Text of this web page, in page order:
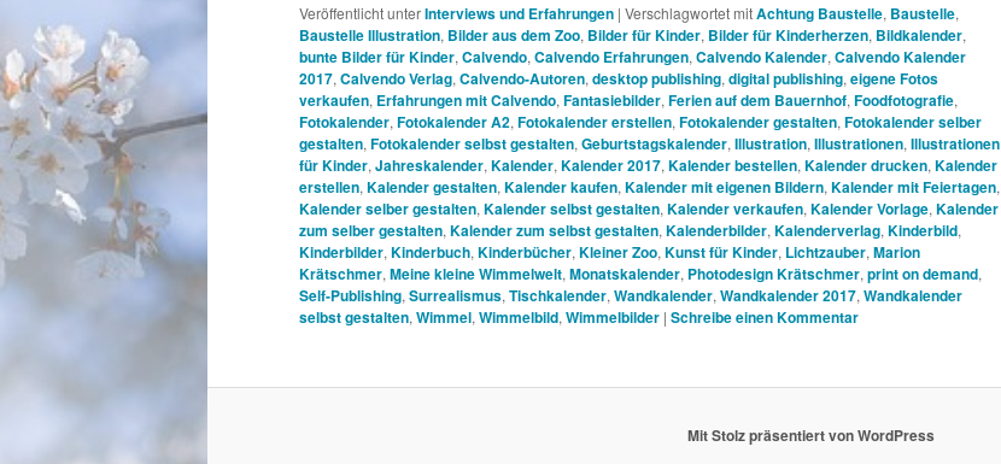
Veröffentlicht unterInterviews und Erfahrungen | Verschlagwortet mitAchtung Baustelle, Baustelle,
Baustelle Illustration, Bilder aus dem Zoo, Bilder für Kinder, Bilder für Kinderherzen, Bildkalender,
bunte Bilder für Kinder, Calvendo, Calvendo Erfahrungen, Calvendo Kalender, Calvendo Kalender
2017, Calvendo Verlag, Calvendo-Autoren, desktop publishing, digital publishing, eigene Fotos
verkaufen, Erfahrungen mit Calvendo, Fantasiebilder, Ferien auf dem Bauernhof, Foodfotografie,
Fotokalender, Fotokalender A2, Fotokalender erstellen, Fotokalender gestalten, Fotokalender selber
gestalten, Fotokalender selbst gestalten, Geburtstagskalender, Illustration, Illustrationen, Illustrationen
für Kinder, Jahreskalender, Kalender, Kalender 2017, Kalender bestellen, Kalender drucken, Kalender
erstellen, Kalender gestalten, Kalender kaufen, Kalender mit eigenen Bildern, Kalender mit Feiertagen,
Kalender selber gestalten, Kalender selbst gestalten, Kalender verkaufen, Kalender Vorlage, Kalender
zum selber gestalten, Kalender zum selbst gestalten, Kalenderbilder, Kalenderverlag, Kinderbild,
Kinderbilder, Kinderbuch, Kinderbücher, Kleiner Zoo, Kunst für Kinder, Lichtzauber, Marion
Krätschmer, Meine kleine Wimmelwelt, Monatskalender, Photodesign Krätschmer, print on demand,
Self-Publishing, Surrealismus, Tischkalender, Wandkalender, Wandkalender 2017, Wandkalender
selbst gestalten, Wimmel, Wimmelbild, Wimmelbilder | Schreibe einen Kommentar
Mit Stolz präsentiert von WordPress